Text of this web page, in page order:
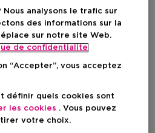
En stock
50 ML
Prix promotionnel
55,25 €
65,00 €
100 ML
Prix
76,50 €
analysons le trafic sur
des informations sur la
sur notre site Web.
de confidentialite
“Accepter”, vous acceptez
définir quels cookies sont
les cookies . Vous pouvez
votre choix.